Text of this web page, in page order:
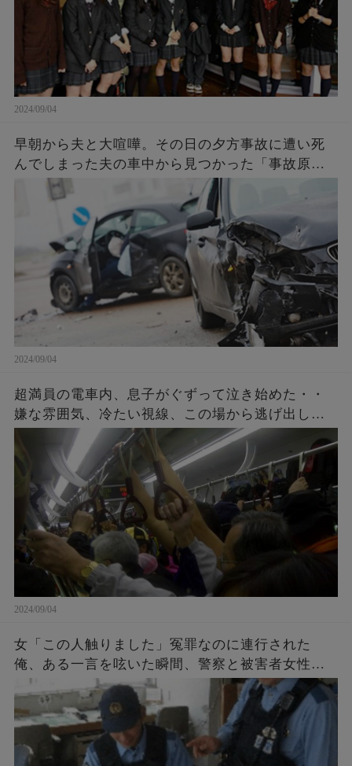
2024/09/04
早朝から夫と大喧嘩。その日の夕方事故に遭い死
んでしまった夫の車中から見つかった「事故原
因」に言葉を失う…
2024/09/04
超満員の電車内、息子がぐずって泣き始めた・・
嫌な雰囲気、冷たい視線、この場から逃げ出した
いと思ったその時、車内の空気を一変すること
が・・・！
2024/09/04
女「この人触りました」冤罪なのに連行された
俺、ある一言を呟いた瞬間、警察と被害者女性が
青ざめた。女「許して…」警察「それだけはご勘
弁を…」